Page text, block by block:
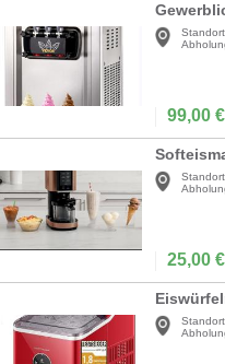
99,00 €
25,00 €